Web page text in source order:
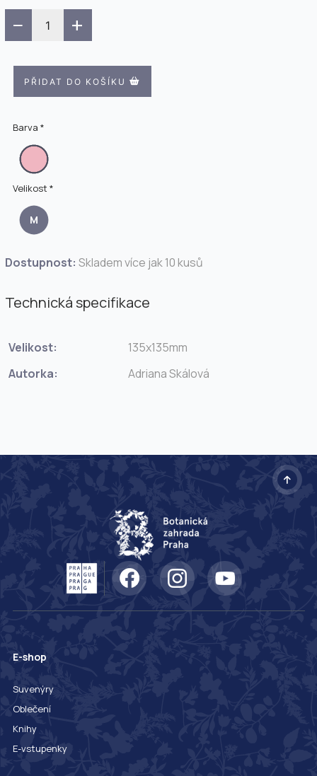
−
+
PŘIDAT DO KOŠÍKU
Barva *
Velikost *
M
Dostupnost: Skladem více jak 10 kusů
Technická specifikace
Velikost:
135x135mm
Autorka:
Adriana Skálová
E-shop
Suvenýry
Oblečení
Knihy
E-vstupenky